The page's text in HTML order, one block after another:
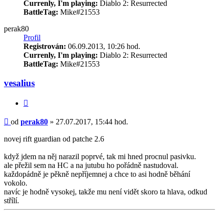
Currenly, I'm playing: Diablo 2: Resurrected
BattleTag: Mike#21553
perak80
Profil
Registrován: 06.09.2013, 10:26 hod.
Currenly, I'm playing: Diablo 2: Resurrected
BattleTag: Mike#21553
vesalius
Příspěvek
od perak80 » 27.07.2017, 15:44 hod.
novej rift guardian od patche 2.6
když jdem na něj narazil poprvé, tak mi hned procnul pasivku.
ale přežil sem na HC a na jutubu ho pořádně nastudoval.
každopádně je pěkně nepříjemnej a chce to asi hodně běhání
vokolo.
navíc je hodně vysokej, takže mu není vidět skoro ta hlava, odkud
střílí.
Nahoru